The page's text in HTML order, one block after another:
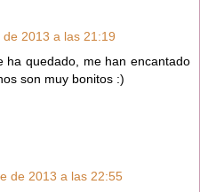
de 2013 a las 21:19
ha quedado, me han encantado
son muy bonitos :)
de 2013 a las 22:55